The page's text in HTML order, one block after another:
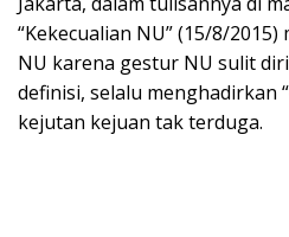
“Kekecualian NU” (15/8/
NU karena gestur NU sulit
definisi, selalu menghadirkan
kejutan kejuan tak terduga.